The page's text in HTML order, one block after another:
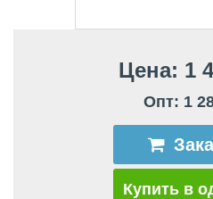
Цена: 1
Опт: 1
Купить в